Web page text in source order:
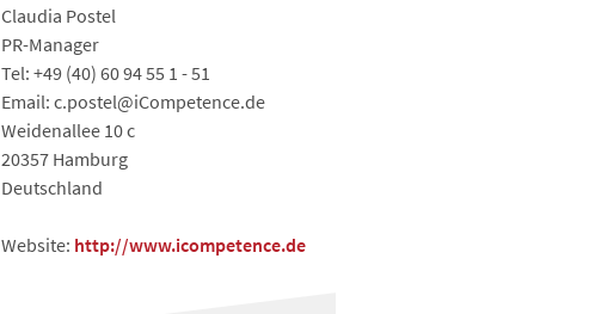
Claudia Postel
PR-Manager
Tel: +49 (40) 60 94 55 1 - 51
Email: c.postel@iCompetence.de
Weidenallee 10 c
20357 Hamburg
Deutschland
Website: http://www.icompetence.de